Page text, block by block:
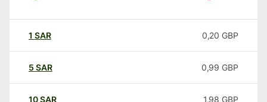
1 SAR 0,20 GBP
5 SAR 0,99 GBP
10SAR 1,98 GBP